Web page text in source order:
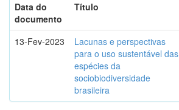
Data do
documento
Título
13-Fev-2023
Lacunas e perspectivas
para o uso sustentável das
espécies da
sociobiodiversidade
brasileira